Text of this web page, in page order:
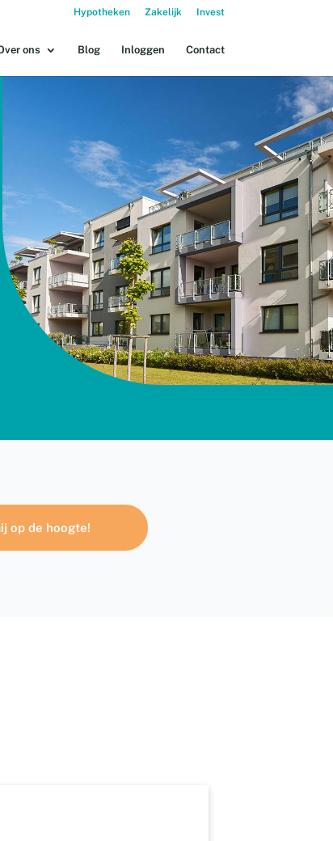
Hypotheken Zakelijk Invest
ons Blog Inloggen Contact
op de hoogte!